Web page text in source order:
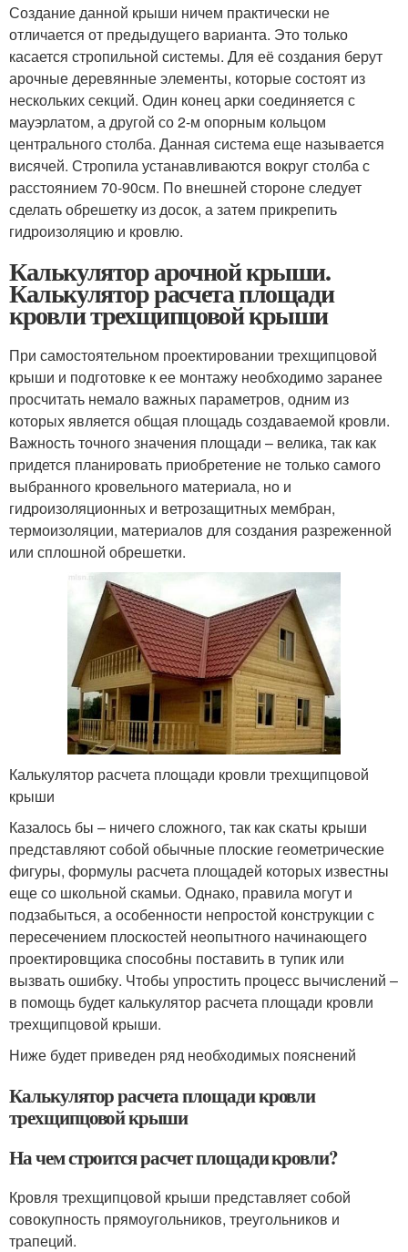
Создание данной крыши ничем практически не
отличается от предыдущего варианта. Это только
касается стропильной системы. Для её создания берут
арочные деревянные элементы, которые состоят из
нескольких секций. Один конец арки соединяется с
мауэрлатом, а другой со 2-м опорным кольцом
центрального столба. Данная система еще называется
висячей. Стропила устанавливаются вокруг столба с
расстоянием 70-90см. По внешней стороне следует
сделать обрешетку из досок, а затем прикрепить
гидроизоляцию и кровлю.
Калькулятор арочной крыши.
Калькулятор расчета площади
кровли трехщипцовой крыши
При самостоятельном проектировании трехщипцовой
крыши и подготовке к ее монтажу необходимо заранее
просчитать немало важных параметров, одним из
которых является общая площадь создаваемой кровли.
Важность точного значения площади – велика, так как
придется планировать приобретение не только самого
выбранного кровельного материала, но и
гидроизоляционных и ветрозащитных мембран,
термоизоляции, материалов для создания разреженной
или сплошной обрешетки.
Калькулятор расчета площади кровли трехщипцовой
крыши
Казалось бы – ничего сложного, так как скаты крыши
представляют собой обычные плоские геометрические
фигуры, формулы расчета площадей которых известны
еще со школьной скамьи. Однако, правила могут и
подзабыться, а особенности непростой конструкции с
пересечением плоскостей неопытного начинающего
проектировщика способны поставить в тупик или
вызвать ошибку. Чтобы упростить процесс вычислений –
в помощь будет калькулятор расчета площади кровли
трехщипцовой крыши.
Ниже будет приведен ряд необходимых пояснений
Калькулятор расчета площади кровли
трехщипцовой крыши
На чем строится расчет площади кровли?
Кровля трехщипцовой крыши представляет собой
совокупность прямоугольников, треугольников и
трапеций.